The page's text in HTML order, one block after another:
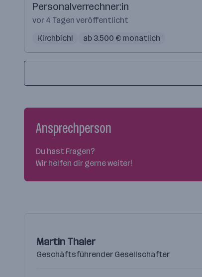
Personalverrechner:in
vor 4 Tagen veröffentlicht
Kirchbichl
ab 3.500 € monatlich
Ansprechperson
Du hast Fragen?
Wir helfen dir gerne weiter!
Martin Thaler
Geschäftsführender Gesellschafter